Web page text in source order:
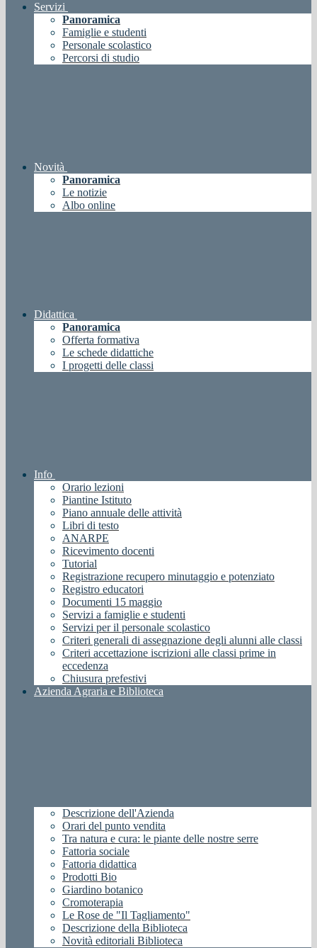
Servizi
Panoramica
Famiglie e studenti
Personale scolastico
Percorsi di studio
Novità
Panoramica
Le notizie
Albo online
Didattica
Panoramica
Offerta formativa
Le schede didattiche
I progetti delle classi
Info
Orario lezioni
Piantine Istituto
Piano annuale delle attività
Libri di testo
ANARPE
Ricevimento docenti
Tutorial
Registrazione recupero minutaggio e potenziato
Registro educatori
Documenti 15 maggio
Servizi a famiglie e studenti
Servizi per il personale scolastico
Criteri generali di assegnazione degli alunni alle classi
Criteri accettazione iscrizioni alle classi prime in
eccedenza
Chiusura prefestivi
Azienda Agraria e Biblioteca
Descrizione dell'Azienda
Orari del punto vendita
Tra natura e cura: le piante delle nostre serre
Fattoria sociale
Fattoria didattica
Prodotti Bio
Giardino botanico
Cromoterapia
Le Rose de "Il Tagliamento"
Descrizione della Biblioteca
Novità editoriali Biblioteca